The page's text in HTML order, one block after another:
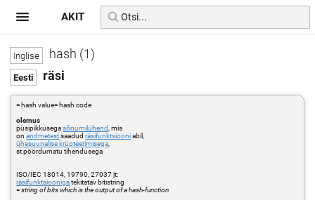
hash (1)
räsi
= hash value= hash code
olemus
püsipikkusegasõnumilühend , mis
onandmetestsaadudräsifunktsiooniabil,
ühesuunalise krüpteerimisega
st pöördumatu tihendusega
ISO/IEC 18014, 19790, 27037 jt:
räsifunktsioonigatekitatav bitistring
=string of bits which is the output of a hash-function
AKIT